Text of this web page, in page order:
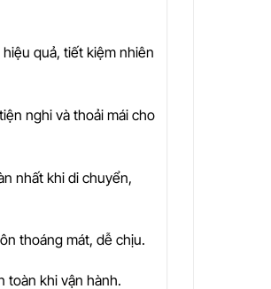
quả, tiết kiệm nhiên
nghi và thoải mái cho
nhất khi di chuyển,
thoáng mát, dễ chịu.
toàn khi vận hành.